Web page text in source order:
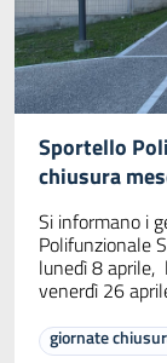
Sportello
chiusura
Si informano i
Polifunzionale
lunedì 8 aprile,
venerdì 26
giornate